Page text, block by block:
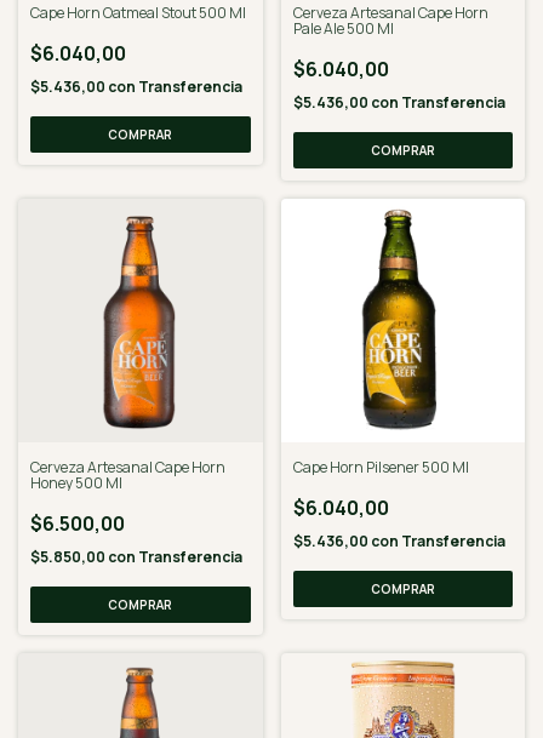
Cape Horn Oatmeal Stout 500 Ml
$6.040,00
$5.436,00 con Transferencia
Cerveza Artesanal Cape Horn
Pale Ale 500 Ml
$6.040,00
$5.436,00 con Transferencia
Cerveza Artesanal Cape Horn
Honey 500 Ml
$6.500,00
$5.850,00 con Transferencia
Cape Horn Pilsener 500 Ml
$6.040,00
$5.436,00 con Transferencia